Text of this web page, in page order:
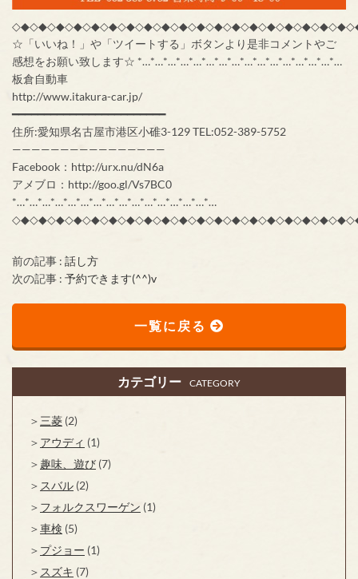
☆「いいね！」や「ツイートする」ボタンより是非コメントやご
感想をお願い致します☆ *…*…*…*…*…*…*…*…*…*…*…*…*…*…*…*…
板倉自動車
http://www.itakura-car.jp/
━━━━━━━━━━━━━━━━━━━━━━━━
住所:愛知県名古屋市港区小碓3-129 TEL:052-389-5752
————————————————
Facebook：http://urx.nu/dN6a
アメブロ：http://goo.gl/Vs7BC0
*…*…*…*…*…*…*…*…*…*…*…*…*…*…*…*…
前の記事 : 話し方
次の記事 : 予約できます(^^)v
一覧に戻る
カテゴリー CATEGORY
三菱 (2)
アウディ (1)
趣味、遊び (7)
スバル (2)
フォルクスワーゲン (1)
車検 (5)
プジョー (1)
スズキ (7)